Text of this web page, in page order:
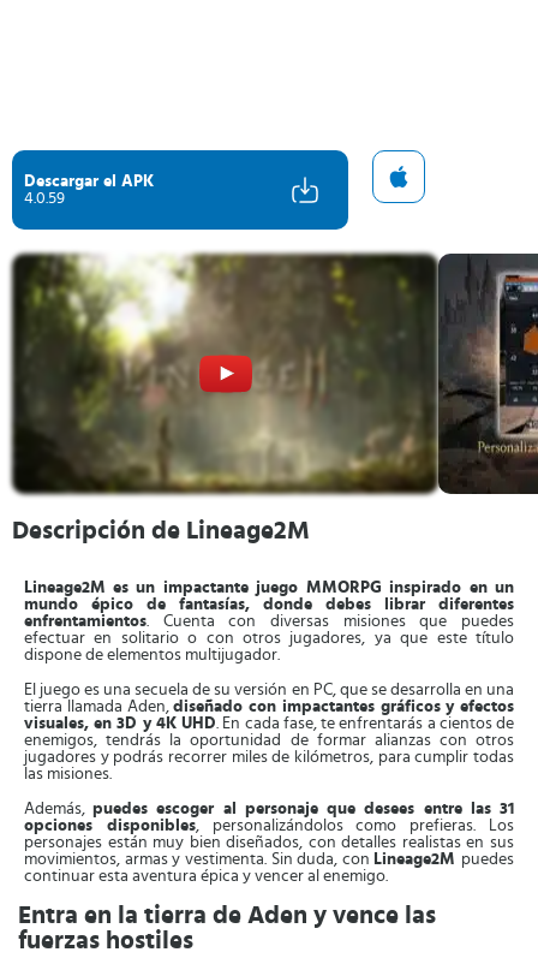
Descargar el APK
4.0.59
Descripción de Lineage2M
Lineage2M es un impactante juego MMORPG inspirado en un
mundo épico de fantasías, donde debes librar diferentes
enfrentamientos. Cuenta con diversas misiones que puedes
efectuar en solitario o con otros jugadores, ya que este título
dispone de elementos multijugador.
El juego es una secuela de su versión en PC, que se desarrolla en una
tierra llamada Aden,diseñado con impactantes gráficos y efectos
visuales, en 3D y 4K UHD. En cada fase, te enfrentarás a cientos de
enemigos, tendrás la oportunidad de formar alianzas con otros
jugadores y podrás recorrer miles de kilómetros, para cumplir todas
las misiones.
Además,puedes escoger al personaje que desees entre las 31
opciones disponibles, personalizándolos como prefieras. Los
personajes están muy bien diseñados, con detalles realistas en sus
movimientos, armas y vestimenta. Sin duda, con Lineage2M puedes
continuar esta aventura épica y vencer al enemigo.
Entra en la tierra de Aden y vence las
fuerzas hostiles